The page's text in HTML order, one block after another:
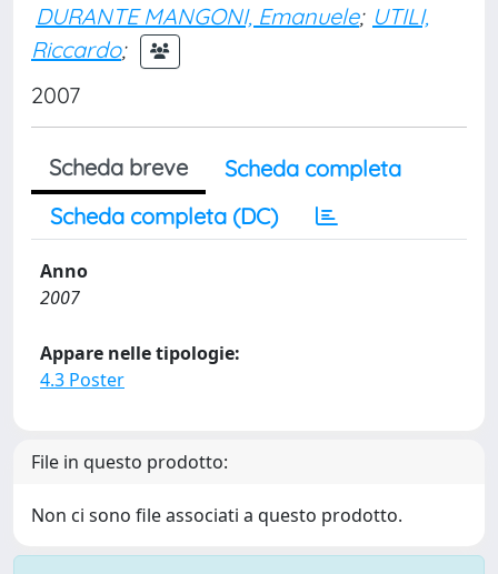
DURANTE MANGONI, Emanuele; UTILI,
Riccardo;
2007
Scheda breve
Scheda completa
Scheda completa (DC)
Anno
2007
Appare nelle tipologie:
4.3 Poster
File in questo prodotto:
Non ci sono file associati a questo prodotto.